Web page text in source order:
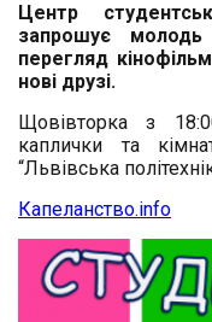
Центр
запрошує молодь
перегляд
нові друзі.
Щовівторка з
каплички та
“Львівська
Капеланство.info